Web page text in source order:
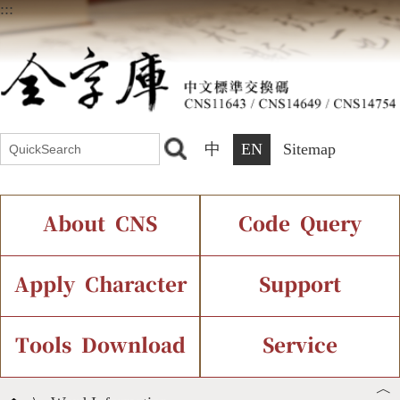
:::
中 EN Sitemap
About CNS
Introduction Current Status
Chinese Code Status
Code Query
IDS Query
Components Query
Apply Character
Application Process
Support
Font Instant Display
Tools Download Service
︿